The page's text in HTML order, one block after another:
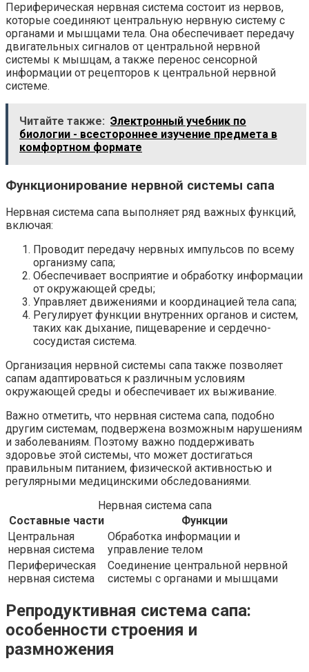
Периферическая нервная система состоит из нервов,
которые соединяют центральную нервную систему с
органами и мышцами тела. Она обеспечивает передачу
двигательных сигналов от центральной нервной
системы к мышцам, а также перенос сенсорной
информации от рецепторов к центральной нервной
системе.
Читайте также: Электронный учебник по
биологии - всестороннее изучение предмета в
комфортном формате
Функционирование нервной системы сапа
Нервная система сапа выполняет ряд важных функций,
включая:
Проводит передачу нервных импульсов по всему
организму сапа;
Обеспечивает восприятие и обработку информации
от окружающей среды;
Управляет движениями и координацией тела сапа;
Регулирует функции внутренних органов и систем,
таких как дыхание, пищеварение и сердечно-
сосудистая система.
Организация нервной системы сапа также позволяет
сапам адаптироваться к различным условиям
окружающей среды и обеспечивает их выживание.
Важно отметить, что нервная система сапа, подобно
другим системам, подвержена возможным нарушениям
и заболеваниям. Поэтому важно поддерживать
здоровье этой системы, что может достигаться
правильным питанием, физической активностью и
регулярными медицинскими обследованиями.
Нервная система сапа
Составные части
Функции
Центральная
нервная система
Обработка информации и
управление телом
Периферическая
нервная система
Соединение центральной нервной
системы с органами и мышцами
Репродуктивная система сапа:
особенности строения и
размножения